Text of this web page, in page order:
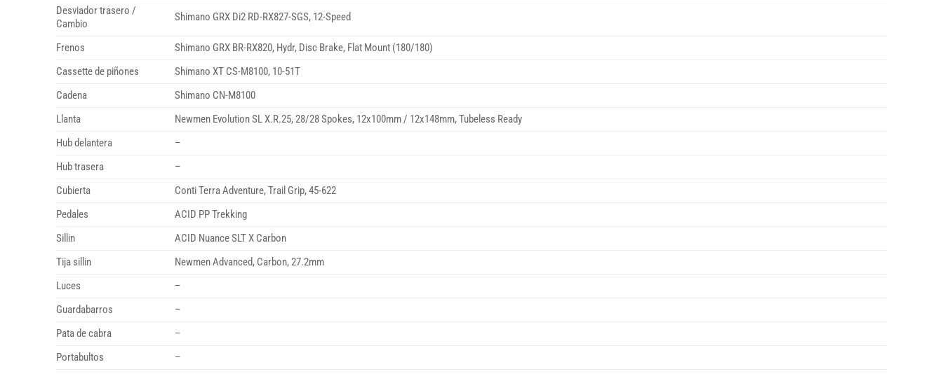
Desviador trasero /
Cambio
Shimano GRX Di2 RD-RX827-SGS, 12-Speed
Frenos
Shimano GRX BR-RX820, Hydr, Disc Brake, Flat Mount (180/180)
Cassette de piñones
Shimano XT CS-M8100, 10-51T
Cadena
Shimano CN-M8100
Llanta
Newmen Evolution SL X.R.25, 28/28 Spokes, 12x100mm / 12x148mm, Tubeless Ready
Hub delantera
–
Hub trasera
–
Cubierta
Conti Terra Adventure, Trail Grip, 45-622
Pedales
ACID PP Trekking
Sillin
ACID Nuance SLT X Carbon
Tija sillin
Newmen Advanced, Carbon, 27.2mm
Luces
–
Guardabarros
–
Pata de cabra
–
Portabultos
–